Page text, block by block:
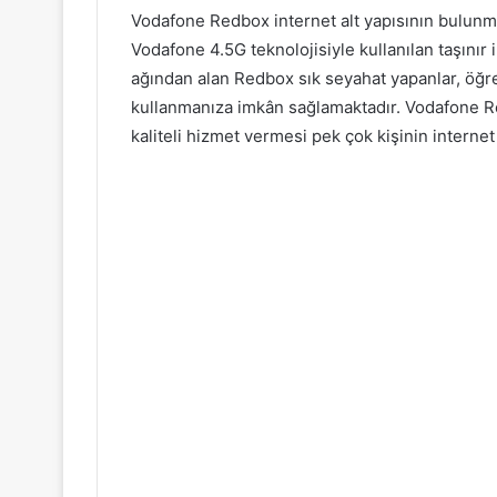
Vodafone Redbox internet alt yapısının
Vodafone 4.5G teknolojisiyle kullanılan
ağından alan Redbox sık seyahat yapanlar,
kullanmanıza imkân sağlamaktadır.
kaliteli hizmet vermesi pek çok kişinin internet